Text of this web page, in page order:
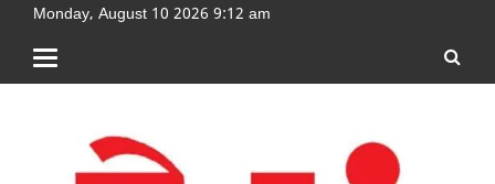
Monday, August 10 2026 9:12 am